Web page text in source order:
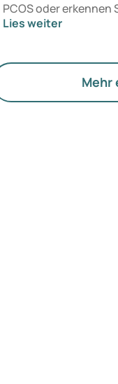
PCOS oder erkennen
dazu passen?
mehr Gewicht auf
und die Funktion der
Lies weiter
Mehr